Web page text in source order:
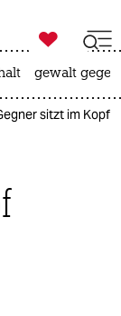

taz zahl ich
gewalt
sitzt im Kopf